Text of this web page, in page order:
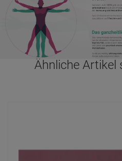
Ähnliche Artikel